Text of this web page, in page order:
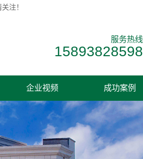
注！
服务热线
15893828598
企业视频 成功案例